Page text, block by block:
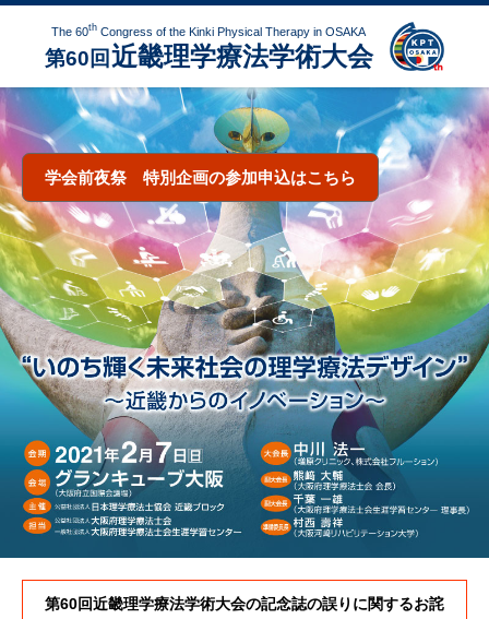
The 60th Congress of the Kinki Physical Therapy in OSAKA
第60回 近畿理学療法学術大会
学会前夜祭 特別企画の参加申込はこちら
第60回近畿理学療法学術大会の記念誌の誤りに関するお詫